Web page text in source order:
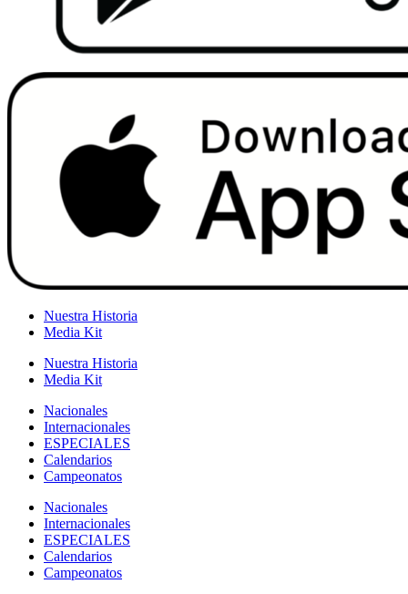
Nuestra Historia
Media Kit
Nuestra Historia
Media Kit
Nacionales
Internacionales
ESPECIALES
Calendarios
Campeonatos
Nacionales
Internacionales
ESPECIALES
Calendarios
Campeonatos